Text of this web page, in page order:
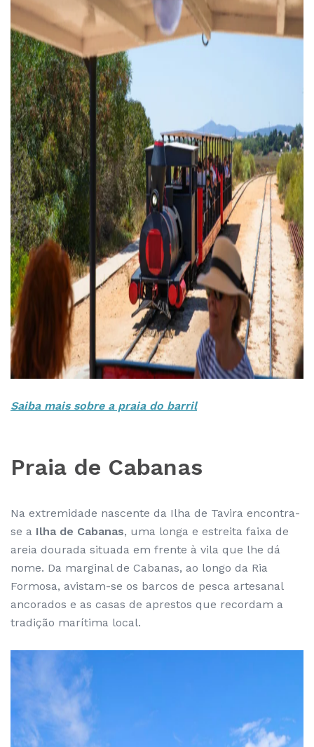
Saiba mais sobre a praia do barril
Praia de Cabanas
Na extremidade nascente da Ilha de Tavira encontra-
se a Ilha de Cabanas, uma longa e estreita faixa de
areia dourada situada em frente à vila que lhe dá
nome. Da marginal de Cabanas, ao longo da Ria
Formosa, avistam-se os barcos de pesca artesanal
ancorados e as casas de aprestos que recordam a
tradição marítima local.